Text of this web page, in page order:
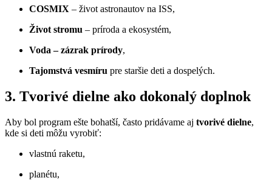
COSMIX – život astronautov na ISS,
Život stromu – príroda a ekosystém,
Voda – zázrak prírody,
Tajomstvá vesmíru pre staršie deti a dospelých.
3. Tvorivé dielne ako dokonalý doplnok
Aby bol program ešte bohatší, často pridávame aj tvorivé dielne,
kde si deti môžu vyrobiť:
vlastnú raketu,
planétu,